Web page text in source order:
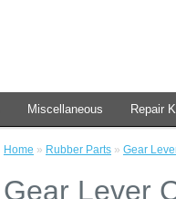
Miscellaneous Repair
Home » Rubber Parts » Gear
Gear Lever